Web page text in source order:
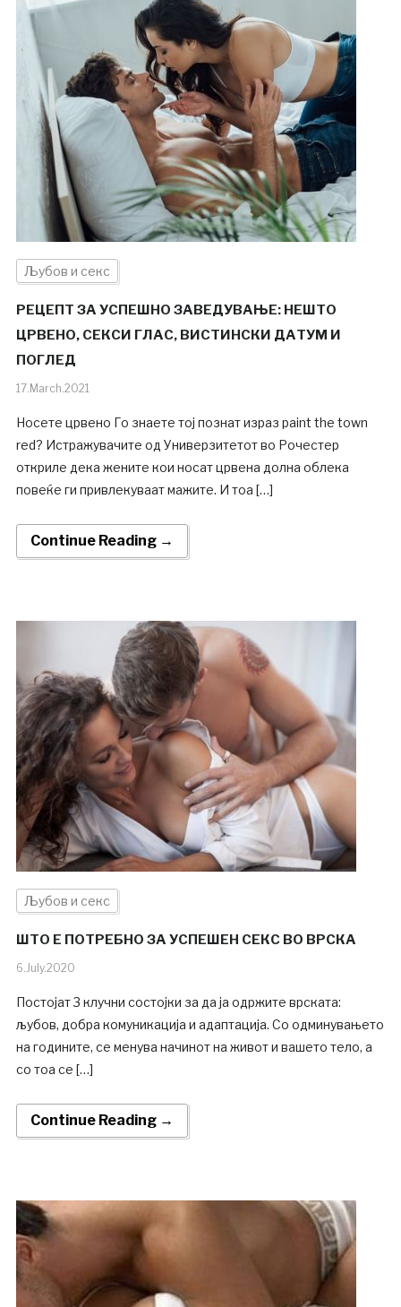
Љубов и секс
РЕЦЕПТ ЗА УСПЕШНО ЗАВЕДУВАЊЕ: НЕШТО
ЦРВЕНО, СЕКСИ ГЛАС, ВИСТИНСКИ ДАТУМ И
ПОГЛЕД
17.March.2021
Носете црвено Го знаете тој познат израз paint the town
red? Истражувачите од Универзитетот во Рочестер
откриле дека жените кои носат црвена долна облека
повеќе ги привлекуваат мажите. И тоа […]
Continue Reading →
Љубов и секс
ШТО Е ПОТРЕБНО ЗА УСПЕШЕН СЕКС ВО ВРСКА
6.July.2020
Постојат 3 клучни состојки за да ја одржите врската:
љубов, добра комуникација и адаптација. Со одминувањето
на годините, се менува начинот на живот и вашето тело, а
со тоа се […]
Continue Reading →